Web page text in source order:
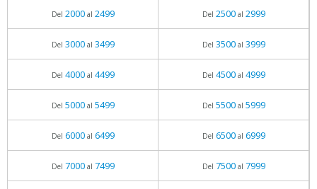
Del 2000al 2499 Del 2500al 2999
Del 3000al 3499 Del 3500al 3999
Del 4000al 4499 Del 4500al 4999
Del 5000al 5499 Del 5500al 5999
Del 6000al 6499 Del 6500al 6999
Del 7000al 7499 Del 7500al 7999